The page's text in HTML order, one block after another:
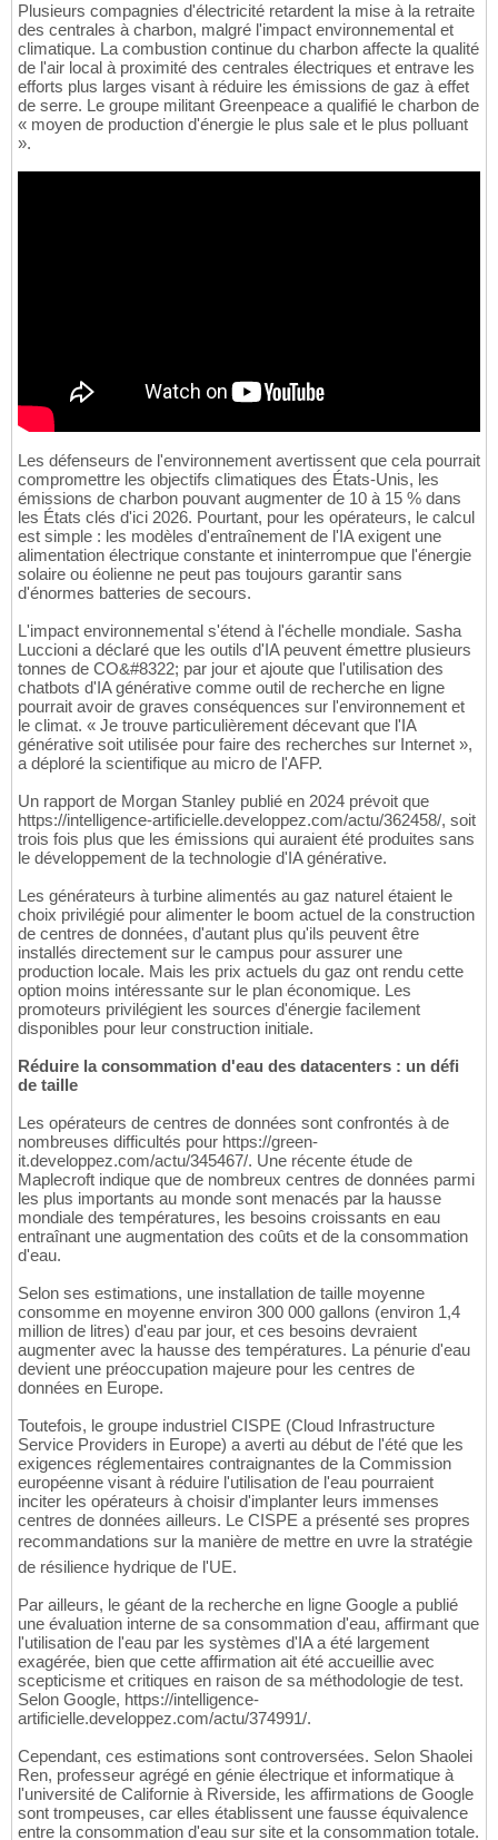
Plusieurs compagnies d'électricité retardent la mise à la retraite
des centrales à charbon, malgré l'impact environnemental et
climatique. La combustion continue du charbon affecte la qualité
de l'air local à proximité des centrales électriques et entrave les
efforts plus larges visant à réduire les émissions de gaz à effet
de serre. Le groupe militant Greenpeace a qualifié le charbon de
« moyen de production d'énergie le plus sale et le plus polluant
».
Les défenseurs de l'environnement avertissent que cela pourrait
compromettre les objectifs climatiques des États-Unis, les
émissions de charbon pouvant augmenter de 10 à 15 % dans
les États clés d'ici 2026. Pourtant, pour les opérateurs, le calcul
est simple : les modèles d'entraînement de l'IA exigent une
alimentation électrique constante et ininterrompue que l'énergie
solaire ou éolienne ne peut pas toujours garantir sans
d'énormes batteries de secours.
L'impact environnemental s'étend à l'échelle mondiale. Sasha
Luccioni a déclaré que les outils d'IA peuvent émettre plusieurs
tonnes de CO&#8322; par jour et ajoute que l'utilisation des
chatbots d'IA générative comme outil de recherche en ligne
pourrait avoir de graves conséquences sur l'environnement et
le climat. « Je trouve particulièrement décevant que l'IA
générative soit utilisée pour faire des recherches sur Internet »,
a déploré la scientifique au micro de l'AFP.
Un rapport de Morgan Stanley publié en 2024 prévoit que
https://intelligence-artificielle.developpez.com/actu/362458/, soit
trois fois plus que les émissions qui auraient été produites sans
le développement de la technologie d'IA générative.
Les générateurs à turbine alimentés au gaz naturel étaient le
choix privilégié pour alimenter le boom actuel de la construction
de centres de données, d'autant plus qu'ils peuvent être
installés directement sur le campus pour assurer une
production locale. Mais les prix actuels du gaz ont rendu cette
option moins intéressante sur le plan économique. Les
promoteurs privilégient les sources d'énergie facilement
disponibles pour leur construction initiale.
Réduire la consommation d'eau des datacenters : un défi
de taille
Les opérateurs de centres de données sont confrontés à de
nombreuses difficultés pour https://green-
it.developpez.com/actu/345467/. Une récente étude de
Maplecroft indique que de nombreux centres de données parmi
les plus importants au monde sont menacés par la hausse
mondiale des températures, les besoins croissants en eau
entraînant une augmentation des coûts et de la consommation
d'eau.
Selon ses estimations, une installation de taille moyenne
consomme en moyenne environ 300 000 gallons (environ 1,4
million de litres) d'eau par jour, et ces besoins devraient
augmenter avec la hausse des températures. La pénurie d'eau
devient une préoccupation majeure pour les centres de
données en Europe.
Toutefois, le groupe industriel CISPE (Cloud Infrastructure
Service Providers in Europe) a averti au début de l'été que les
exigences réglementaires contraignantes de la Commission
européenne visant à réduire l'utilisation de l'eau pourraient
inciter les opérateurs à choisir d'implanter leurs immenses
centres de données ailleurs. Le CISPE a présenté ses propres
recommandations sur la manière de mettre en uvre la stratégie
de résilience hydrique de l'UE.
Par ailleurs, le géant de la recherche en ligne Google a publié
une évaluation interne de sa consommation d'eau, affirmant que
l'utilisation de l'eau par les systèmes d'IA a été largement
exagérée, bien que cette affirmation ait été accueillie avec
scepticisme et critiques en raison de sa méthodologie de test.
Selon Google, https://intelligence-
artificielle.developpez.com/actu/374991/.
Cependant, ces estimations sont controversées. Selon Shaolei
Ren, professeur agrégé en génie électrique et informatique à
l'université de Californie à Riverside, les affirmations de Google
sont trompeuses, car elles établissent une fausse équivalence
entre la consommation d'eau sur site et la consommation totale.